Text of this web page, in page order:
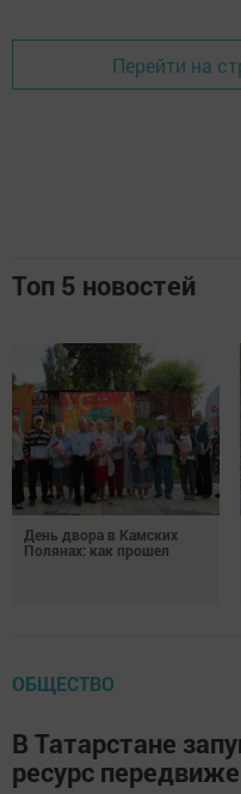
Перейти на
Топ 5 новостей
День двора в Камских
Полянах: как прошел
ОБЩЕСТВО
В Татарстане
ресурс